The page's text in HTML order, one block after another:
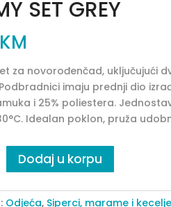
SET GREY
KM
za novorođenčad, uključujući
imaju prednji dio
i 25% poliestera.
Idealan poklon, pruža
Dodaj u korpu
Odjeća, Siperci, marame i kecelje